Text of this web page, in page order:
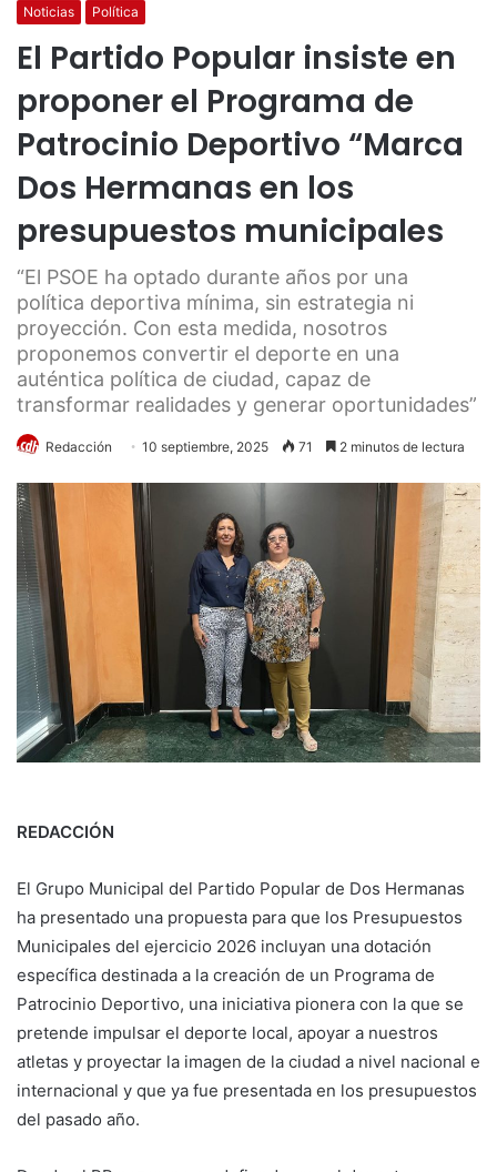
Noticias Política
El Partido Popular insiste en
proponer el Programa de
Patrocinio Deportivo “Marca
Dos Hermanas en los
presupuestos municipales
“El PSOE ha optado durante años por una
política deportiva mínima, sin estrategia ni
proyección. Con esta medida, nosotros
proponemos convertir el deporte en una
auténtica política de ciudad, capaz de
transformar realidades y generar oportunidades”
Redacción 10 septiembre, 2025 71 2 minutos de lectura
REDACCIÓN
El Grupo Municipal del Partido Popular de Dos Hermanas
ha presentado una propuesta para que los Presupuestos
Municipales del ejercicio 2026 incluyan una dotación
específica destinada a la creación de un Programa de
Patrocinio Deportivo, una iniciativa pionera con la que se
pretende impulsar el deporte local, apoyar a nuestros
atletas y proyectar la imagen de la ciudad a nivel nacional e
internacional y que ya fue presentada en los presupuestos
del pasado año.